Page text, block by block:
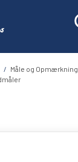
/ Måle og Opmærkning